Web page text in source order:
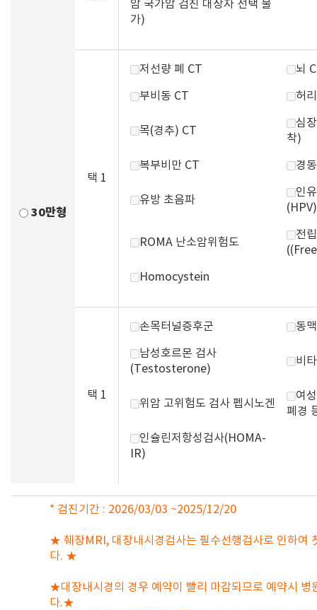
30만형
암 국가암 검진 대상자 선택 불
가)
택 1
저선량 폐 CT 뇌
부비동 CT 허
목(경추) CT
심
착)
복부비만 CT 경
유방 초음파
인
(HPV)
ROMA 난소암위험도
전
Homocystein
택 1
손목터널증후군 동
남성호르몬 검사
(Testosterone)
비
위암 고위험도 검사 펩시노겐
여
폐경
인슐린저항성검사(HOMA-
IR)
* 검진기간 : 2026/03/03 ~2025/12/20
★ 췌장MRI, 대장내시경검사는 필수선행검사로 인하여
다. ★
★대장내시경의 경우 예약이 빨리 마감되므로 예약시 병
다.★